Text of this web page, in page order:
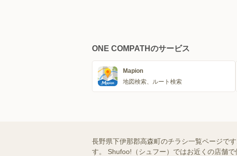
ONE COMPATHのサービス
Mapion
地図検索、ルート検索
長野県下伊那郡高森町のチラシ一覧ページで
す。 Shufoo!（シュフー）ではお近くの店舗